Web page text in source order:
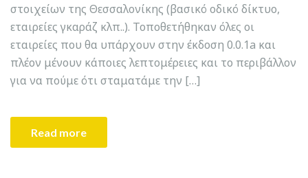
στοιχείων της Θεσσαλονίκης (βασικό οδικό δίκτυο,
εταιρείες γκαράζ κλπ..). Τοποθετήθηκαν όλες οι
εταιρείες που θα υπάρχουν στην έκδοση 0.0.1a και
πλέον μένουν κάποιες λεπτομέρειες και το περιβάλλον
για να πούμε ότι σταματάμε την […]
Read more